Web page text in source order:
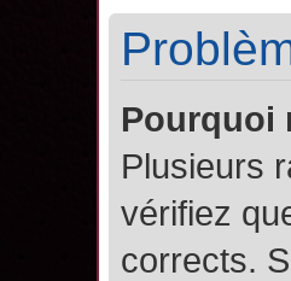
Pourquoi
Plusieurs
vérifiez
corrects.